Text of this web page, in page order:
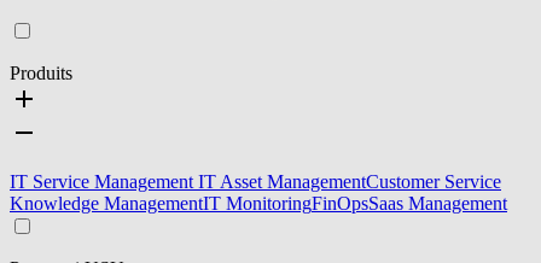
Produits
IT Service Management IT Asset ManagementCustomer Service
Knowledge ManagementIT MonitoringFinOpsSaas Management